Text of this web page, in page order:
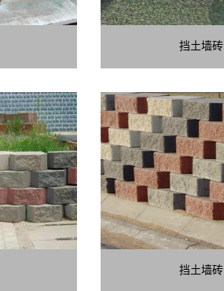
挡土墙砖
挡土墙砖